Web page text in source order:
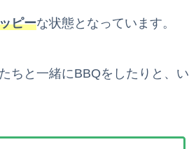
ピーな状態となっています。
ちと一緒にBBQをしたりと、い